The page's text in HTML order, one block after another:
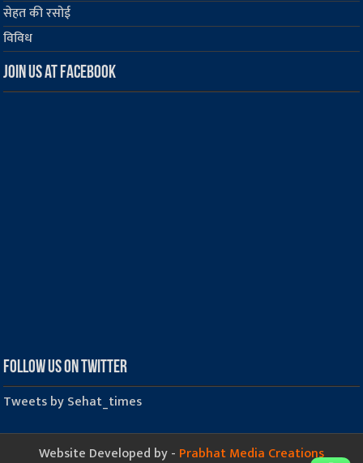
सेहत की रसोई
विविध
Join us at Facebook
Follow us on Twitter
Tweets by Sehat_times
Website Developed by - Prabhat Media Creations